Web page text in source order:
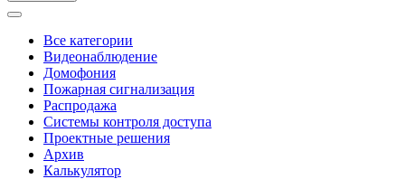
Все категории
Видеонаблюдение
Домофония
Пожарная сигнализация
Распродажа
Системы контроля доступа
Проектные решения
Архив
Калькулятор